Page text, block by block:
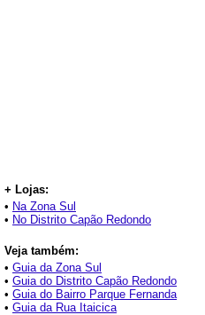
+ Lojas:
• Na Zona Sul
• No Distrito Capão Redondo
Veja também:
• Guia da Zona Sul
• Guia do Distrito Capão Redondo
• Guia do Bairro Parque Fernanda
• Guia da Rua Itaicica